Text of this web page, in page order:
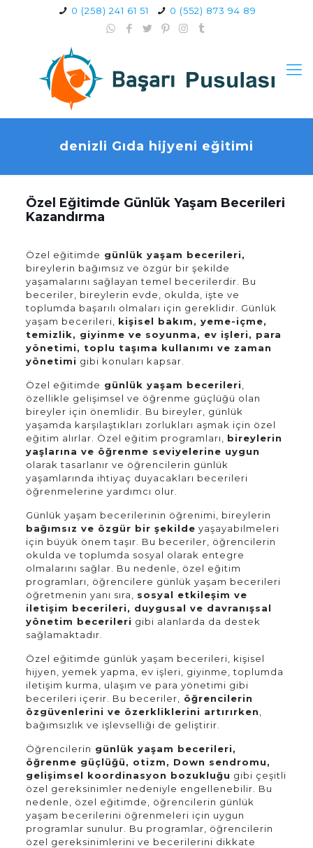
0 (258) 241 61 51 0 (552) 873 94 89
denizli Gıda hijyeni eğitimi
Özel Eğitimde Günlük Yaşam Becerileri
Kazandırma
Özel eğitimde günlük yaşam becerileri,
bireylerin bağımsız ve özgür bir şekilde
yaşamalarını sağlayan temel becerilerdir. Bu
beceriler, bireylerin evde, okulda, işte ve
toplumda başarılı olmaları için gereklidir. Günlük
yaşam becerileri, kişisel bakım, yeme-içme,
temizlik, giyinme ve soyunma, ev işleri, para
yönetimi, toplu taşıma kullanımı ve zaman
yönetimi gibi konuları kapsar.
Özel eğitimde günlük yaşam becerileri
özellikle gelişimsel ve öğrenme güçlüğü olan
bireyler için önemlidir. Bu bireyler, günlük
yaşamda karşılaştıkları zorlukları aşmak için özel
eğitim alırlar. Özel eğitim programları, bireylerin
yaşlarına ve öğrenme seviyelerine uygun
olarak tasarlanır ve öğrencilerin günlük
yaşamlarında ihtiyaç duyacakları becerileri
öğrenmelerine yardımcı olur.
Günlük yaşam becerilerinin öğrenimi, bireylerin
bağımsız ve özgür bir şekilde yaşayabilmeleri
için büyük önem taşır. Bu beceriler, öğrencilerin
okulda ve toplumda sosyal olarak entegre
olmalarını sağlar. Bu nedenle, özel eğitim
programları, öğrencilere günlük yaşam becerileri
öğretmenin yanı sıra, sosyal etkileşim ve
iletişim becerileri, duygusal ve davranışsal
yönetim becerileri gibi alanlarda da destek
sağlamaktadır.
Özel eğitimde günlük yaşam becerileri, kişisel
hijyen, yemek yapma, ev işleri, giyinme, toplumda
iletişim kurma, ulaşım ve para yönetimi gibi
becerileri içerir. Bu beceriler,
öğrencilerin
özgüvenlerini ve özerkliklerini artırırken
bağımsızlık ve işlevselliği de geliştirir.
Öğrencilerin günlük yaşam becerileri,
öğrenme güçlüğü, otizm, Down sendromu,
gelişimsel koordinasyon bozukluğu gibi çeşitli
özel gereksinimler nedeniyle engellenebilir. Bu
nedenle, özel eğitimde, öğrencilerin günlük
yaşam becerilerini öğrenmeleri için uygun
programlar sunulur. Bu programlar, öğrencilerin
özel gereksinimlerini ve becerilerini dikkate